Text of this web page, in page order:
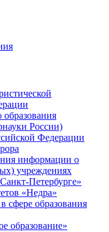
России)
Федерации
информации о
учреждениях
Петербурге»
«Недра»
сфере образования
образование»